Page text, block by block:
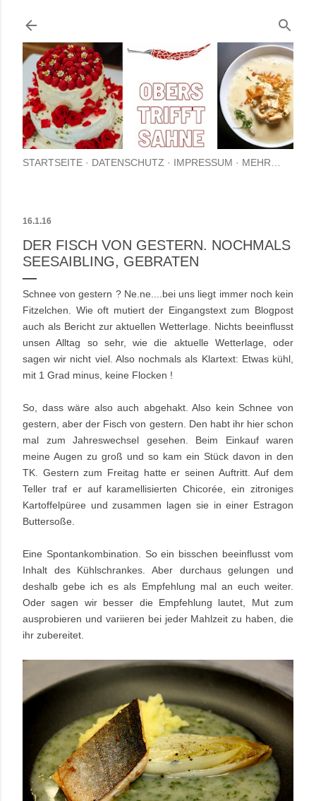
STARTSEITE DATENSCHUTZ IMPRESSUM MEHR…
16.1.16
DER FISCH VON GESTERN. NOCHMALS
SEESAIBLING, GEBRATEN
Schnee von gestern ? Ne.ne....bei uns liegt immer noch kein
Fitzelchen. Wie oft mutiert der Eingangstext zum Blogpost
auch als Bericht zur aktuellen Wetterlage. Nichts beeinflusst
unsen Alltag so sehr, wie die aktuelle Wetterlage, oder
sagen wir nicht viel. Also nochmals als Klartext: Etwas kühl,
mit 1 Grad minus, keine Flocken !
So, dass wäre also auch abgehakt. Also kein Schnee von
gestern, aber der Fisch von gestern. Den habt ihr hier schon
mal zum Jahreswechsel gesehen. Beim Einkauf waren
meine Augen zu groß und so kam ein Stück davon in den
TK. Gestern zum Freitag hatte er seinen Auftritt. Auf dem
Teller traf er auf karamellisierten Chicorée, ein zitroniges
Kartoffelpüree und zusammen lagen sie in einer Estragon
Buttersoße.
Eine Spontankombination. So ein bisschen beeinflusst vom
Inhalt des Kühlschrankes. Aber durchaus gelungen und
deshalb gebe ich es als Empfehlung mal an euch weiter.
Oder sagen wir besser die Empfehlung lautet, Mut zum
ausprobieren und variieren bei jeder Mahlzeit zu haben, die
ihr zubereitet.